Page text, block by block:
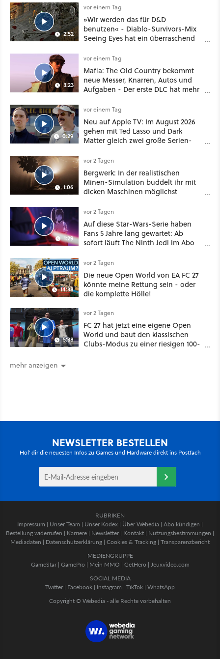
2:52
vor einem Tag
»Wir werden das für D&D
benutzen« - Diablo-Survivors-Mix
Seeing Eyes hat ein überraschend
3:23
vor einem Tag
Mafia: The Old Country bekommt
neue Messer, Knarren, Autos und
Aufgaben - Der erste DLC hat mehr
0:29
vor einem Tag
Neu auf Apple TV: Im August 2026
gehen mit Ted Lasso und Dark
Matter gleich zwei große Serien-
1:06
vor 2 Tagen
Bergwerk: In der realistischen
Minen-Simulation buddelt ihr mit
dicken Maschinen möglichst
1:29
vor 2 Tagen
Auf diese Star-Wars-Serie haben
Fans 5 Jahre lang gewartet: Ab
sofort läuft The Ninth Jedi im Abo
14:38
vor 2 Tagen
Die neue Open World von EA FC 27
könnte meine Rettung sein - oder
die komplette Hölle!
5:38
vor 2 Tagen
FC 27 hat jetzt eine eigene Open
World und baut den klassischen
Clubs-Modus zu einer riesigen 100-
mehr anzeigen
NEWSLETTER BESTELLEN
Hol' dir die neuesten Infos zu Games und Hardware direkt ins Postfach
RUBRIKEN
Impressum | Unser Team | Unser Kodex | Über Webedia | Abo kündigen |
Bestellung widerrufen | Karriere | Newsletter | Kontakt | Nutzungsbestimmungen |
Mediadaten | Datenschutzerklärung | Cookies & Tracking | Transparenzbericht
MEDIENGRUPPE
GameStar| GamePro | Mein MMO | GetHero | Jeuxvideo.com
SOCIAL MEDIA
Twitter | Facebook | Instagram | TikTok | WhatsApp
Copyright © Webedia - alle Rechte vorbehalten